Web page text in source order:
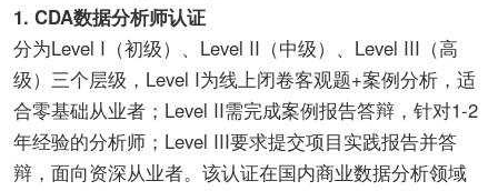
1. CDA数据分析师认证
分为Level I（初级）、Level II（中级）、Level III（高
级）三个层级，Level I为线上闭卷客观题+案例分析，适
合零基础从业者；Level II需完成案例报告答辩，针对1-2
年经验的分析师；Level III要求提交项目实践报告并答
辩，面向资深从业者。该认证在国内商业数据分析领域